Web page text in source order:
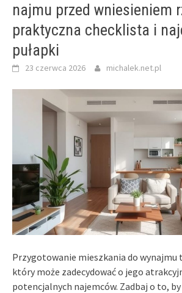
najmu przed wniesieniem
praktyczna checklista i
pułapki
23 czerwca 2026 michalek.net.pl
Przygotowanie mieszkania do wynajmu
który może zadecydować o jego
potencjalnych najemców. Zadbaj o to, by